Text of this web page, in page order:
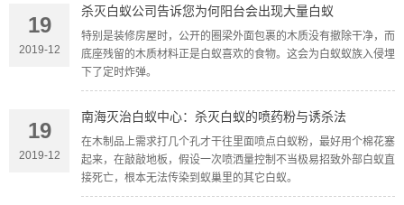
19
2019-12
杀灭白蚁公司告诉您为何阳台会出现大量白蚁
特别是装修房屋时，公开的圈梁外面包裹的木质没有撤除干净，而
底座残留的木质材料正是白蚁喜欢的食物。这会为白蚁蚁族入侵埋
下了定时炸弹。
19
2019-12
南海灭治白蚁中心：杀灭白蚁的喷药粉与诱杀法
在木制品上需求打几个孔才干往里面喷点白蚁粉，最好用个棉花塞
起来，在敲敲地板，假设一次喷洒量控制不当极易招致外部白蚁直
接死亡，根本无法传染到蚁巢里的其它白蚁。